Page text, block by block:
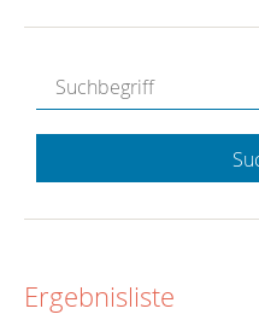
Ergebnisliste